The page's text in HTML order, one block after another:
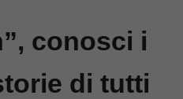
conosci i
di tutti